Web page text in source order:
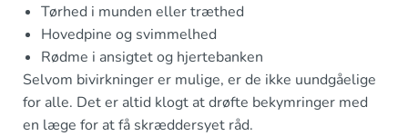
Tørhed i munden eller træthed
Hovedpine og svimmelhed
Rødme i ansigtet og hjertebanken
Selvom bivirkninger er mulige, er de ikke uundgåelige
for alle. Det er altid klogt at drøfte bekymringer med
en læge for at få skræddersyet råd.